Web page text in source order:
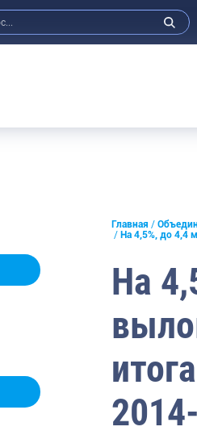
Анонсы
Отраслевые СМИ
Выставки и конференции
Рыбоохрана России
Отрасль в цифрах
Инфографика
Большая африканская экспедиция
Главная
На 4,5%, до 4,4
На